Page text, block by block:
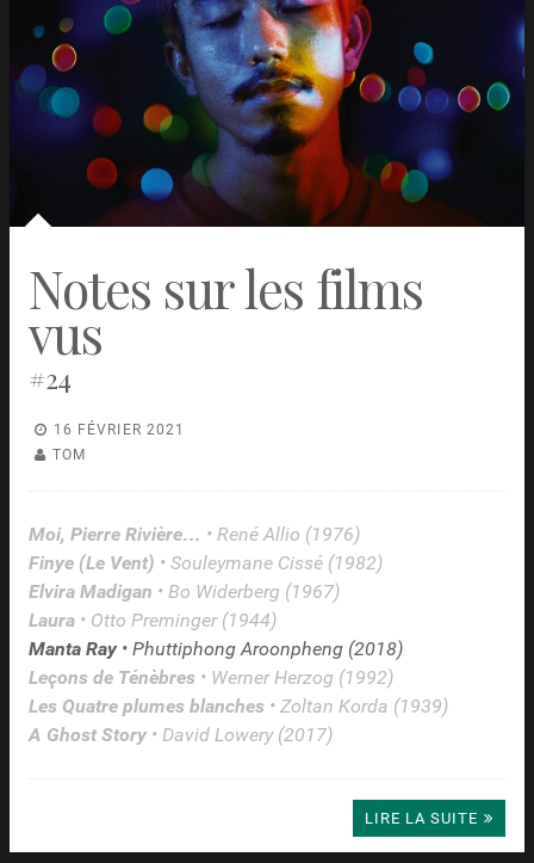
Notes sur les films
vus
#24
16 FÉVRIER 2021
TOM
Moi, Pierre Rivière… • René Allio (1976)
Finye (Le Vent) • Souleymane Cissé (1982)
Elvira Madigan • Bo Widerberg (1967)
Laura • Otto Preminger (1944)
Manta Ray• Phuttiphong Aroonpheng (2018)
Leçons de Ténèbres • Werner Herzog (1992)
Les Quatre plumes blanches • Zoltan Korda (1939)
A Ghost Story • David Lowery (2017)
LIRE LA SUITE